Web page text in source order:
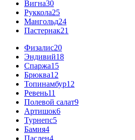
Вигна30
Руккола25
Мангольд24
Пастернак21
Физалис20
Эндивий18
Спаржа15
Брюква12
Топинамбур12
Ревень11
Полевой салат9
Артишок6
Турнепс5
Бамия4